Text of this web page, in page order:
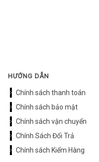
HƯỚNG DẪN
Chính sách thanh toán
Chính sách bảo mật
Chính sách vận chuyển
Chính Sách Đổi Trả
Chính sách Kiểm Hàng